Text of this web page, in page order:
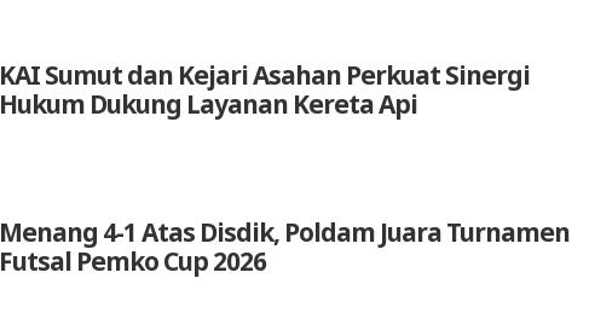
KAI Sumut dan Kejari Asahan Perkuat Sinergi
Hukum Dukung Layanan Kereta Api
Menang 4-1 Atas Disdik, Poldam Juara Turnamen
Futsal Pemko Cup 2026